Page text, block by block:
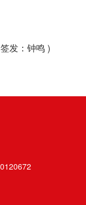
发：钟鸣 )